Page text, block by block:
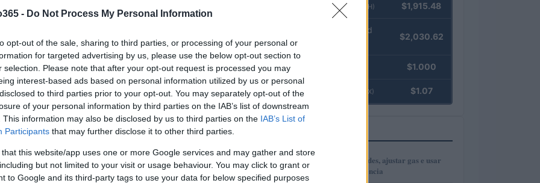
- Do Not Process My Personal Information
opt-out of the sale, sharing to third parties, or processing of your personal or
for targeted advertising by us, please use the below opt-out section to
selection. Please note that after your opt-out request is processed you may
interest-based ads based on personal information utilized by us or personal
to third parties prior to your opt-out. You may separately opt-out of the
of your personal information by third parties on the IAB’s list of downstream
This information may also be disclosed by us to third parties on the IAB’s List of
Participants that may further disclose it to other third parties.
that this website/app uses one or more Google services and may gather and store
but not limited to your visit or usage behaviour. You may click to grant or
to Google and its third-party tags to use your data for below specified purposes
em criptomoedas.
Ethereum (ETH) $1,915.48
kpk ETH Yield
$2,030.62
$1.000
(USDEX) $1.07
1
Como escolher redes, ajustar gas e usar
bridges com eficiência